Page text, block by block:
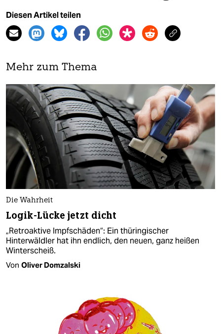
Diesen Artikel teilen
Mehr zum Thema
Die Wahrheit
Logik-Lücke jetzt dicht
„Retroaktive Impfschäden“: Ein thüringischer
Hinterwäldler hat ihn endlich, den neuen, ganz heißen
Winterscheiß.
Von Oliver Domzalski